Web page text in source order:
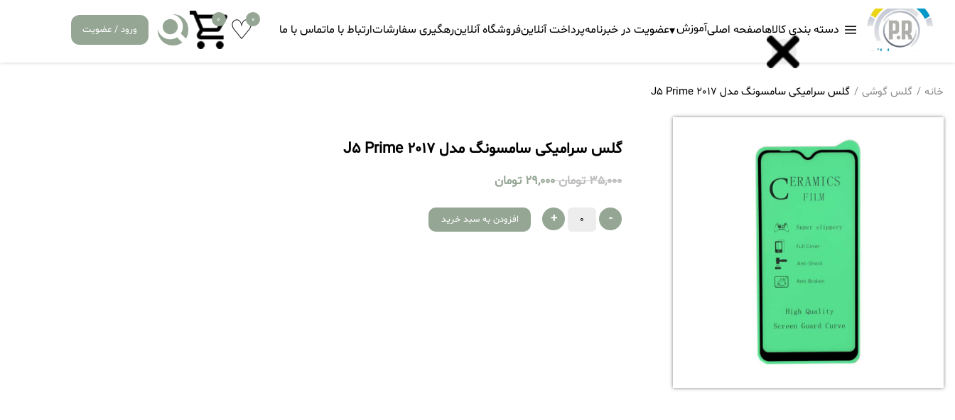
دسته بندی کالاهاصفحه اصلیآموزش عضویت در خبرنامهپرداخت آنلاینفروشگاه آنلاینرهگیری سفارشاتارتباط با ماتماس با ما
0
0
ورود / عضویت
خانه گلس گوشی گلس سرامیکی سامسونگ مدل J5 Prime 2017
گلس سرامیکی سامسونگ مدل J5 Prime 2017
35,000 تومان 29,000 تومان
-
+ افزودن به سبد خرید